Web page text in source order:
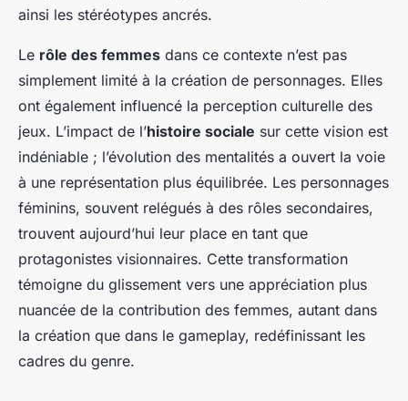
ainsi les stéréotypes ancrés.
Le rôle des femmes dans ce contexte n’est pas
simplement limité à la création de personnages. Elles
ont également influencé la perception culturelle des
jeux. L’impact de l’histoire sociale sur cette vision est
indéniable ; l’évolution des mentalités a ouvert la voie
à une représentation plus équilibrée. Les personnages
féminins, souvent relégués à des rôles secondaires,
trouvent aujourd’hui leur place en tant que
protagonistes visionnaires. Cette transformation
témoigne du glissement vers une appréciation plus
nuancée de la contribution des femmes, autant dans
la création que dans le gameplay, redéfinissant les
cadres du genre.